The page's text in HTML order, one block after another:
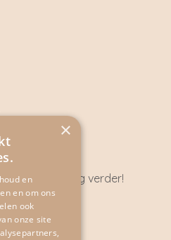
helpen u graag verder!
×
en
en om ons
ook
onze site